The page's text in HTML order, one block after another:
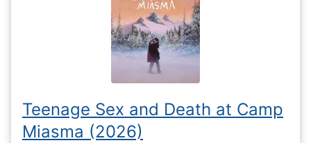
Teenage Sex and Death at Camp
Miasma (2026)